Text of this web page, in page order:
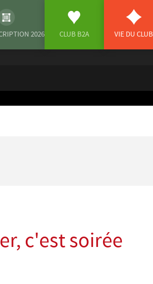
2026 CLUB B2A VIE DU CLUB
c'est soirée